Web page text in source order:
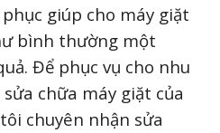
giúp cho máy giặt
bình thường một
Để phục vụ cho nhu
chữa máy giặt của
chuyên nhận sửa